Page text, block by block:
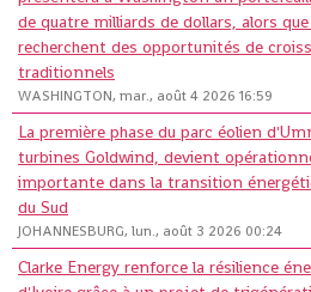
de quatre milliards de dollars, alors
recherchent des opportunités de
traditionnels
WASHINGTON, mar., août 4 2026 16:59
La première phase du parc éolien
turbines Goldwind, devient
importante dans la transition
du Sud
JOHANNESBURG, lun., août 3 2026 00:24
Clarke Energy renforce la résilience